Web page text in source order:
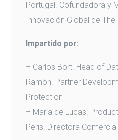
Portugal. Cofundadora y
Innovación Global de The
Impartido por:
– Carlos Bort. Head of
Ramón. Partner
Protection
– María de Lucas.
Peris. Directora